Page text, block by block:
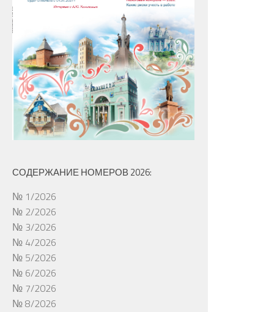
СОДЕРЖАНИЕ НОМЕРОВ 2026:
№ 1/2026
№ 2/2026
№ 3/2026
№ 4/2026
№ 5/2026
№ 6/2026
№ 7/2026
№ 8/2026